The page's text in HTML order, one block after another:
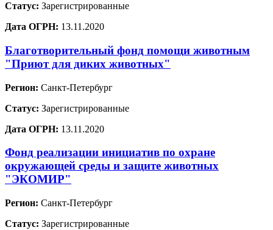
Статус: Зарегистрированные
Дата ОГРН: 13.11.2020
Благотворительный фонд помощи животным
"Приют для диких животных"
Регион: Санкт-Петербург
Статус: Зарегистрированные
Дата ОГРН: 13.11.2020
Фонд реализации инициатив по охране
окружающей среды и защите животных
"ЭКОМИР"
Регион: Санкт-Петербург
Статус: Зарегистрированные